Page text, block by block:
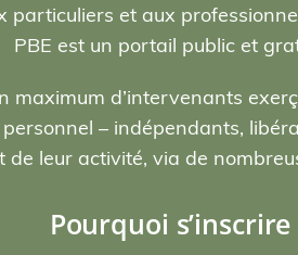
particuliers et aux
PBE est un portail public et
maximum d’intervenants
– indépendants,
de leur activité, via de
Pourquoi